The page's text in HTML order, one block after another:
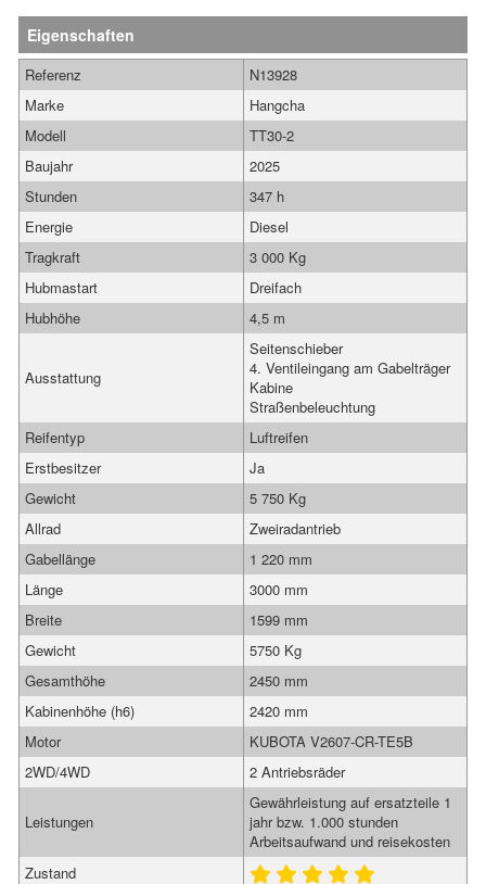
Eigenschaften
Referenz
N13928
Marke
Hangcha
Modell
TT30-2
Baujahr
2025
Stunden
347 h
Energie
Diesel
Tragkraft
3 000 Kg
Hubmastart
Dreifach
Hubhöhe
4,5 m
Ausstattung
Seitenschieber
4. Ventileingang am Gabelträger
Kabine
Straßenbeleuchtung
Reifentyp
Luftreifen
Erstbesitzer
Ja
Gewicht
5 750 Kg
Allrad
Zweiradantrieb
Gabellänge
1 220 mm
Länge
3000 mm
Breite
1599 mm
Gewicht
5750 Kg
Gesamthöhe
2450 mm
Kabinenhöhe (h6)
2420 mm
Motor
KUBOTA V2607-CR-TE5B
2WD/4WD
2 Antriebsräder
Leistungen
Gewährleistung auf ersatzteile 1
jahr bzw. 1.000 stunden
Arbeitsaufwand und reisekosten
Zustand